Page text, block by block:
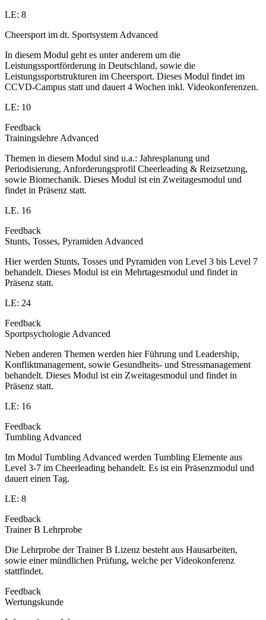
LE: 8
Cheersport im dt. Sportsystem Advanced
In diesem Modul geht es unter anderem um die
Leistungssportförderung in Deutschland, sowie die
Leistungssportstrukturen im Cheersport. Dieses Modul findet im
CCVD-Campus statt und dauert 4 Wochen inkl. Videokonferenzen.
LE: 10
Feedback
Trainingslehre Advanced
Themen in diesem Modul sind u.a.: Jahresplanung und
Periodisierung, Anforderungsprofil Cheerleading & Reizsetzung,
sowie Biomechanik. Dieses Modul ist ein Zweitagesmodul und
findet in Präsenz statt.
LE. 16
Feedback
Stunts, Tosses, Pyramiden Advanced
Hier werden Stunts, Tosses und Pyramiden von Level 3 bis Level 7
behandelt. Dieses Modul ist ein Mehrtagesmodul und findet in
Präsenz statt.
LE: 24
Feedback
Sportpsychologie Advanced
Neben anderen Themen werden hier Führung und Leadership,
Konfliktmanagement, sowie Gesundheits- und Stressmanagement
behandelt. Dieses Modul ist ein Zweitagesmodul und findet in
Präsenz statt.
LE: 16
Feedback
Tumbling Advanced
Im Modul Tumbling Advanced werden Tumbling Elemente aus
Level 3-7 im Cheerleading behandelt. Es ist ein Präsenzmodul und
dauert einen Tag.
LE: 8
Feedback
Trainer B Lehrprobe
Die Lehrprobe der Trainer B Lizenz besteht aus Hausarbeiten,
sowie einer mündlichen Prüfung, welche per Videokonferenz
stattfindet.
Feedback
Wertungskunde